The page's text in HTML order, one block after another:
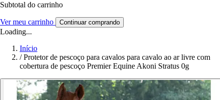
Subtotal do carrinho
Ver meu carrinho Continuar comprando
Loading...
Início
/ Protetor de pescoço para cavalos para cavalo ao ar livre com
cobertura de pescoço Premier Equine Akoni Stratus 0g